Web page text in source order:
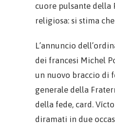
cuore pulsante della
religiosa: si stima
L’annuncio
dei francesi Michel
un nuovo braccio di
generale della
della fede, card.
diramati in due